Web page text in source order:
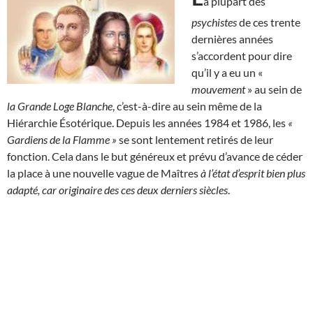
psychistesde ces trente
dernières années
s’accordent pour dire
qu’il y a eu un «
mouvement» au sein de
la Grande Loge Blanche , c’est-à-dire au sein même de la
Hiérarchie Ésotérique. Depuis les années 1984 et 1986, les «
Gardiens de la Flamme » se sont lentement retirés de leur
fonction. Cela dans le but généreux et prévu d’avance de céder
la place à une nouvelle vague de Maîtresà l’état d’esprit bien plus
adapté, car originaire des ces deux derniers siècles